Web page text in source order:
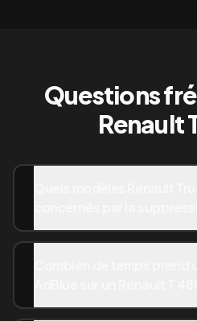
Questions
Renault